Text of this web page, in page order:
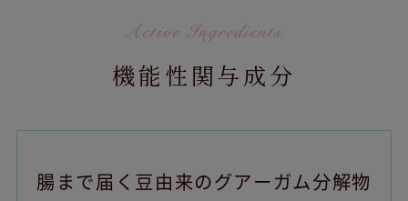
機能性関与成分
腸まで届く豆由来のグアーガム分解物